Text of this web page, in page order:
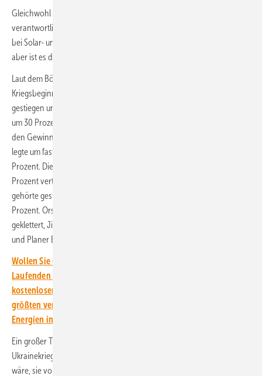
Gleichwohl war auch die 200-Milliarden-Ankündigung mit dafür
verantwortlich, dass an der Frankfurter Börse eine positive Stimmung
bei Solar- und Windtiteln in dieser Woche spürbar wurde. Vor allem
aber ist es der Ukraine-Krieg, der alles durchwirbelt.
Laut dem Börsenjournalist Alfred Maydorn hat etwa Jinko Solar seit
Kriegsbeginn um 35 Prozent zugelegt, Solar Edge ist um 40 Prozent
gestiegen und der dänische Offshore-Wind-Spezialist Orsted hat sich
um 30 Prozent verteuert. Siemens Energy gehörte mit + 6 Prozent zu
den Gewinnern gestern an der Börse. Wechselrichterhersteller SMA
legte um fast 15 Prozent zu, Wind- und Solarplaner Encavis um fast 10
Prozent. Die Aktie von Sun Power hat sich allein gestern um 19
Prozent verteuert. Der ewig schwächelnde Windhersteller Nordex
gehörte gestern zu den meistgehandelten Aktien und stieg um fast 9
Prozent. Orsted ist von Ende Februar unter 90 auf 126 Euro pro Aktie
geklettert, Jinko Solar von 35 auf über 50. Biosprithersteller Verbio
und Planer Energiekontor gehörten ebenfalls zu den Gewinnern.
Wollen Sie über den Ausbau der Erneuerbaren auf dem
Laufenden bleiben? Dann abonnieren Sie einfach den
kostenlosen Newsletter von ERNEUERBARE ENERGIEN – dem
größten verbandsunabhängigen Magazin für erneuerbare
Energien in Deutschland!
Ein großer Treiber der Regenerativtitel ist ohne Zweifel der
Ukrainekrieg und die Überlegungen, wie es möglichst schnell möglich
wäre, sie von russischem Gas unabhängig zu machen. Pascal Menges,